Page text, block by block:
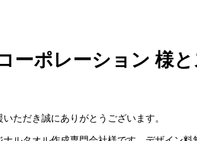
ーポレーション 様
ただき誠にありがとうございます。